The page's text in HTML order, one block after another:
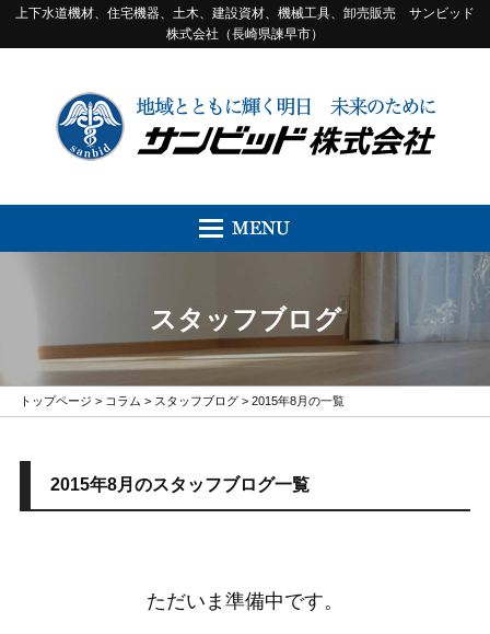
上下水道機材、住宅機器、土木、建設資材、機械工具、卸売販売 サンビッド
株式会社（長崎県諫早市）
スタッフブログ
トップページ > コラム > スタッフブログ> 2015年8月の一覧
2015年8月のスタッフブログ一覧
ただいま準備中です。